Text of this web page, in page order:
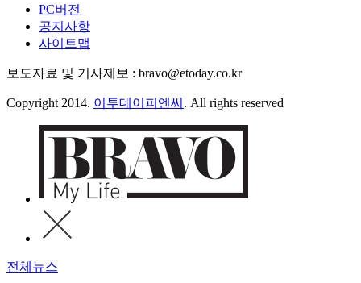
PC버전
공지사항
사이트맵
보도자료 및 기사제보 : bravo@etoday.co.kr
Copyright 2014. 이투데이피엔씨 . All rights reserved
전체뉴스